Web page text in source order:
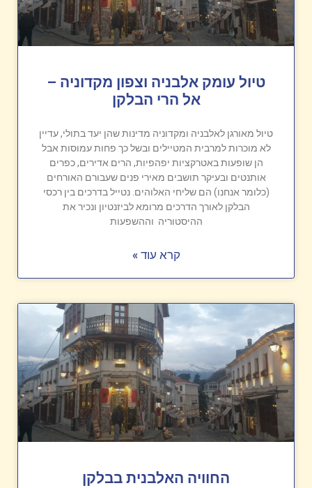
טיול עומק אלבניה וצפון מקדוניה –
אל הרי הבלקן
טיול מאורגן לאלבניה ומקדוניה מדינות שהן יעד בתולי, עדיין
לא מוכרות למרבית המטיילים ובשל כך פחות עמוסות אבל
הן שופעות באטרקציות יפהפיות, הרים אדירים, כפרים
אותנטים ובעיקר תושבים מאירי פנים שעבורם האורחים
(כלומר אנחנו) הם שליחי האלוהים. נטייל בדרכים בין רכסי
הבלקן לאורך הדרכים מרומא לביזנטיון ונכיר את
ההיסטוריה וההשפעות
קרא עוד »
החוויה האלבנית בבלקן